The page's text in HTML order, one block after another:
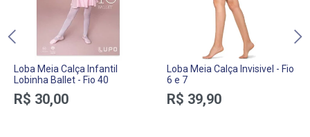
Loba Meia Calça Infantil
Lobinha Ballet - Fio 40
R$ 30,00
Loba Meia Calça Invisivel - Fio
6 e 7
R$ 39,90